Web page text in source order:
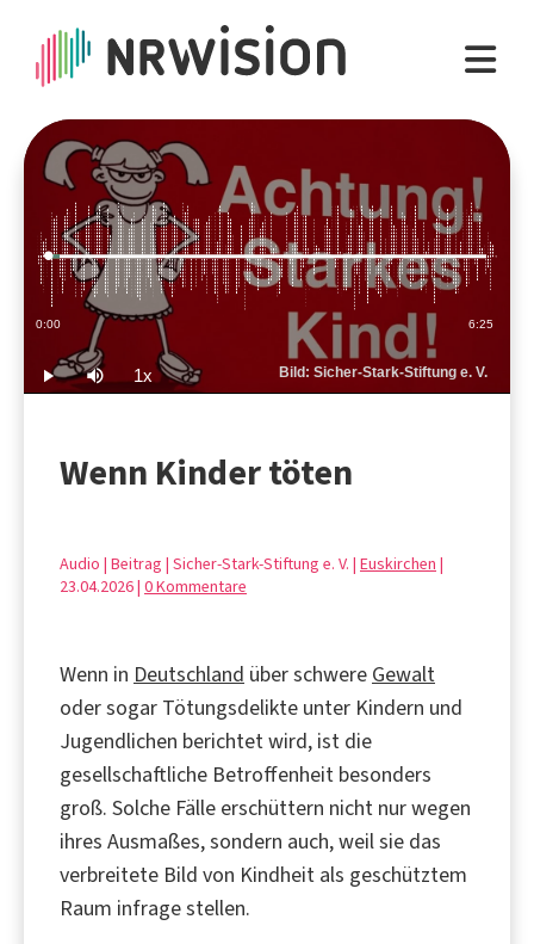
Play Mute 1xPlayback
Rate
Bild: Sicher-Stark-Stiftung e. V.
Current
Time
0:00 Duration
6:25
Loaded:
2.59%
Wenn Kinder töten
Audio | Beitrag | Sicher-Stark-Stiftung e. V. | Euskirchen |
23.04.2026 | 0 Kommentare
Wenn in Deutschland über schwere Gewalt
oder sogar Tötungsdelikte unter Kindern und
Jugendlichen berichtet wird, ist die
gesellschaftliche Betroffenheit besonders
groß. Solche Fälle erschüttern nicht nur wegen
ihres Ausmaßes, sondern auch, weil sie das
verbreitete Bild von Kindheit als geschütztem
Raum infrage stellen.